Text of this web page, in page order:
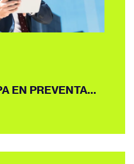
EN PREVENTA…